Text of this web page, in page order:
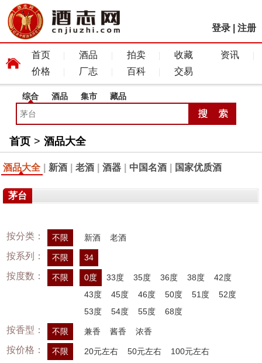
登录 注册
首页 酒品 拍卖 收藏
资讯
价格
厂志 百科 交易
综合 酒品 集市 藏品
首页 > 酒品大全
酒品大全 新酒 老酒 酒器 中国名酒 国家优质酒
茅台
按分类： 不限 新酒 老酒
按系列： 不限 34
按度数： 不限 0度 33度 35度 36度 38度
42度
43度
45度 46度 50度 51度
52度
53度
54度 55度 68度
按香型： 不限 兼香 酱香 浓香
按价格： 不限 20元左右 50元左右
100元左右